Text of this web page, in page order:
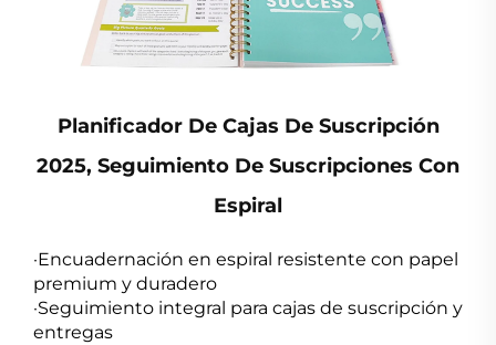
Planificador De Cajas De Suscripción
2025, Seguimiento De Suscripciones Con
Espiral
·Encuadernación en espiral resistente con papel
premium y duradero
·Seguimiento integral para cajas de suscripción y
entregas